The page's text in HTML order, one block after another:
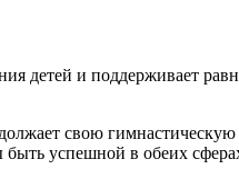
детей и поддерживает
свою
успешной в обеих